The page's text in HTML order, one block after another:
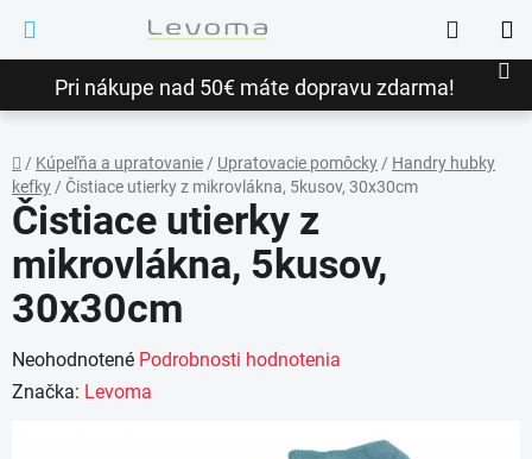
obsah
Pri nákupe nad 50€ máte dopravu zdarma!
Hľadať
Domov
/ Kúpeľňa a upratovanie/ Upratovacie pomôcky/ Handry hubky
kefky / Čistiace utierky z mikrovlákna, 5kusov, 30x30cm
Čistiace utierky z
mikrovlákna, 5kusov,
30x30cm
Priemerné
hodnotenie
Neohodnotené Podrobnosti hodnotenia
Značka: Levoma